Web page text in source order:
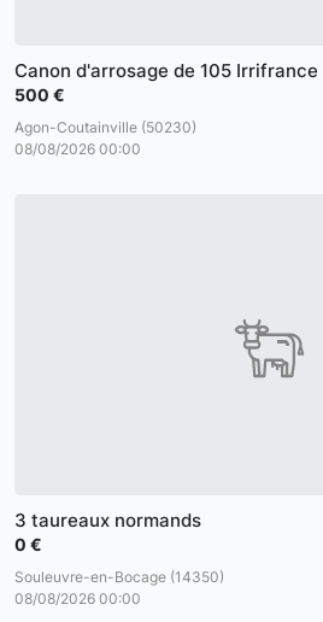
Canon d'arrosage de 105
500 €
Agon-Coutainville (50230)
08/08/2026 00:00
3 taureaux normands
0 €
Souleuvre-en-Bocage (14350)
08/08/2026 00:00